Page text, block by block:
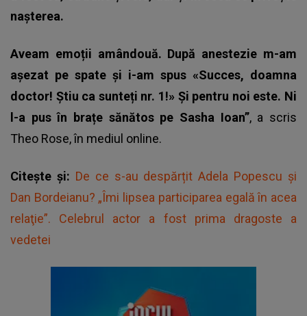
nașterea.
Aveam emoții amândouă. După anestezie m-am
așezat pe spate și i-am spus «Succes, doamna
doctor! Știu ca sunteți nr. 1!» Și pentru noi este. Ni
l-a pus în brațe sănătos pe Sasha Ioan”, a scris
Theo Rose, în mediul online.
Citește și: De ce s-au despărțit Adela Popescu și
Dan Bordeianu? „Îmi lipsea participarea egală în acea
relaţie”. Celebrul actor a fost prima dragoste a
vedetei